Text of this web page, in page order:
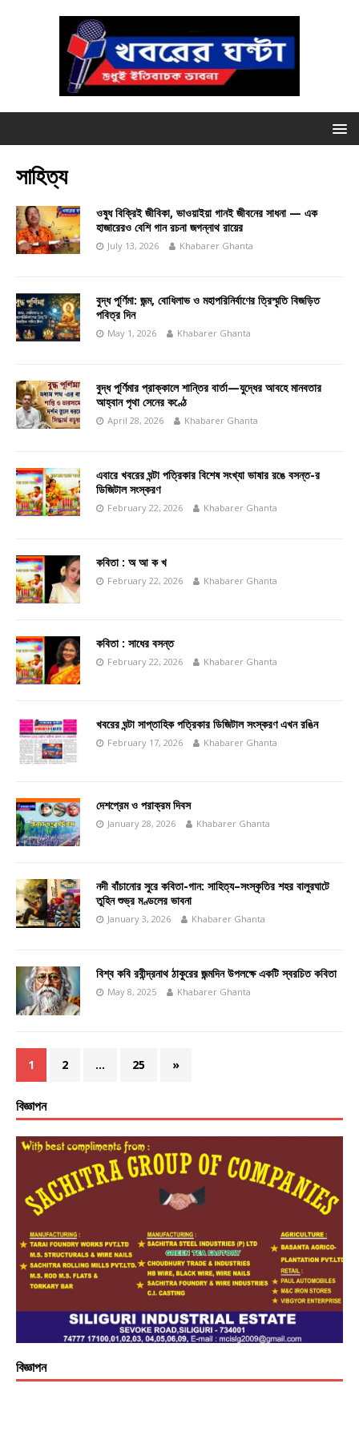
সাহিত্য
ওষুধ বিক্রিই জীবিকা, ভাওয়াইয়া গানই জীবনের সাধনা — এক
হাজারেরও বেশি গান রচনা জগন্নাথ রায়ের
July 13, 2026 Khabarer Ghanta
বুদ্ধ পূর্ণিমা: জন্ম, বোধিলাভ ও মহাপরিনির্বাণের ত্রিস্মৃতি বিজড়িত
পবিত্র দিন
May 1, 2026 Khabarer Ghanta
বুদ্ধ পূর্ণিমার প্রাক্কালে শান্তির বার্তা—যুদ্ধের আবহে মানবতার
আহ্বান পৃথা সেনের কণ্ঠে
April 28, 2026 Khabarer Ghanta
এবারে খবরের ঘন্টা পত্রিকার বিশেষ সংখ্যা ভাষার রঙে বসন্ত-র
ডিজিটাল সংস্করণ
February 22, 2026 Khabarer Ghanta
কবিতা : অ আ ক খ
February 22, 2026 Khabarer Ghanta
কবিতা : সাধের বসন্ত
February 22, 2026 Khabarer Ghanta
খবরের ঘন্টা সাপ্তাহিক পত্রিকার ডিজিটাল সংস্করণ এখন রঙিন
February 17, 2026 Khabarer Ghanta
দেশপ্রেম ও পরাক্রম দিবস
January 28, 2026 Khabarer Ghanta
নদী বাঁচানোর সুরে কবিতা-গান: সাহিত্য–সংস্কৃতির শহর বালুরঘাটে
তুহিন শুভ্র মণ্ডলের ভাবনা
January 3, 2026 Khabarer Ghanta
বিশ্ব কবি রবীন্দ্রনাথ ঠাকুরের জন্মদিন উপলক্ষে একটি স্বরচিত কবিতা
May 8, 2025 Khabarer Ghanta
1 2 … 25 »
বিজ্ঞাপন
বিজ্ঞাপন